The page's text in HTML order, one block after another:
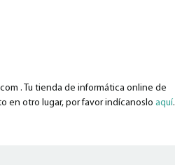
. Tu tienda de informática online de
en otro lugar, por favor indícanoslo aquí.